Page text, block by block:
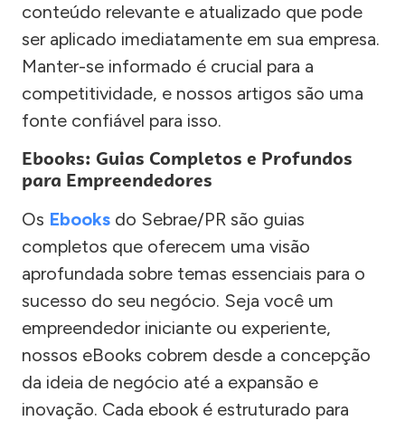
conteúdo relevante e atualizado que pode
ser aplicado imediatamente em sua empresa.
Manter-se informado é crucial para a
competitividade, e nossos artigos são uma
fonte confiável para isso.
Ebooks: Guias Completos e Profundos
para Empreendedores
Os Ebooks do Sebrae/PR são guias
completos que oferecem uma visão
aprofundada sobre temas essenciais para o
sucesso do seu negócio. Seja você um
empreendedor iniciante ou experiente,
nossos eBooks cobrem desde a concepção
da ideia de negócio até a expansão e
inovação. Cada ebook é estruturado para